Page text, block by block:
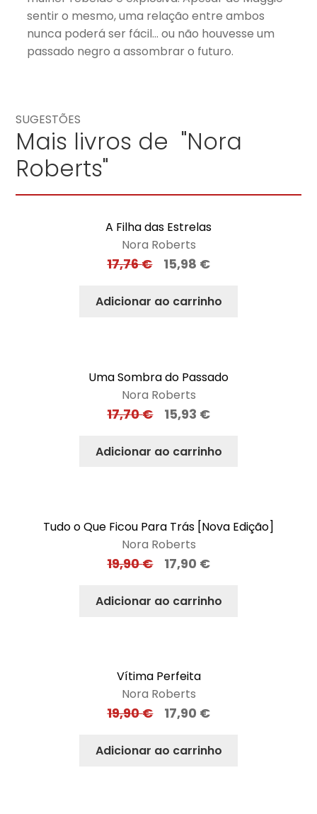
sentir o mesmo, uma relação entre ambos
nunca poderá ser fácil… ou não houvesse um
passado negro a assombrar o futuro.
SUGESTÕES
Mais livros de "Nora
Roberts"
A Filha das Estrelas
Nora Roberts
17,76€ 15,98 €
Adicionar ao carrinho
Uma Sombra do Passado
Nora Roberts
17,70€ 15,93 €
Adicionar ao carrinho
Tudo o Que Ficou Para Trás [Nova Edição]
Nora Roberts
19,90€ 17,90 €
Adicionar ao carrinho
Vítima Perfeita
Nora Roberts
19,90€ 17,90 €
Adicionar ao carrinho